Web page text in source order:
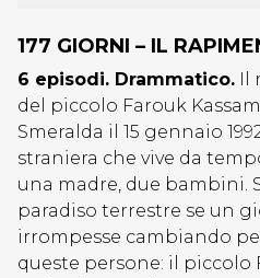
177 GIORNI – IL
6 episodi. Drammatico. Il
del piccolo Farouk
Smeralda il 15 gennaio
straniera che vive da
una madre, due bambini.
paradiso terrestre se un
irrompesse cambiando
queste persone: il piccolo